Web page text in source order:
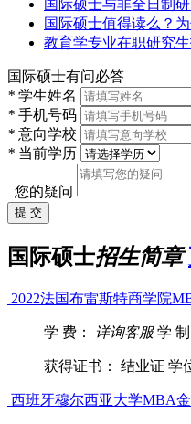
国际硕士与非全日制
国际硕士值得读么？
教育学专业在职研究
国际硕士有问必答
* 学生姓名
* 手机号码
* 意向学校
* 当前学历
您的疑问
国际硕士招生简章
2022法国布雷斯特商学院
学 费： 详询客服 学
获得证书： 结业证 学
西班牙穆尔西亚大学MBA